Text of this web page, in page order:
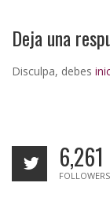
Deja una
Disculpa, debes
6,261
FOLLOWERS